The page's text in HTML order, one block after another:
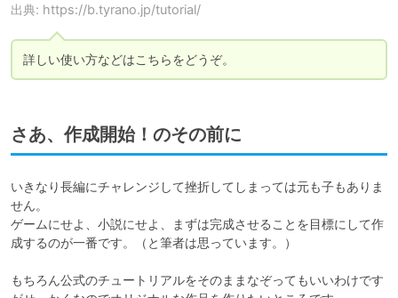
出典: https://b.tyrano.jp/tutorial/
詳しい使い方などはこちらをどうぞ。
さあ、作成開始！のその前に
いきなり長編にチャレンジして挫折してしまっては元も子もありま
せん。
ゲームにせよ、小説にせよ、まずは完成させることを目標にして作
成するのが一番です。（と筆者は思っています。）
もちろん公式のチュートリアルをそのままなぞってもいいわけです